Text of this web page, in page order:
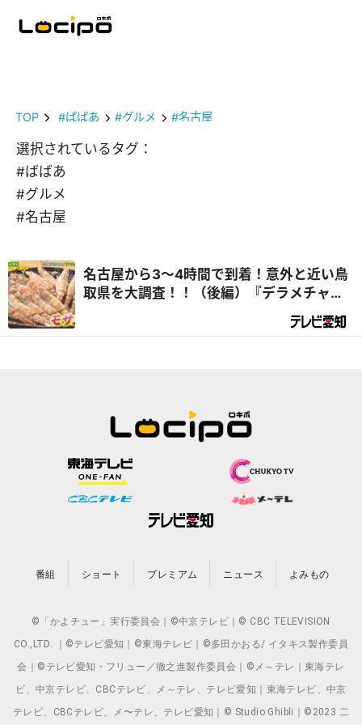
TOP #ばばあ #グルメ #名古屋
選択されているタグ：
#ばばあ
#グルメ
#名古屋
名古屋から3～4時間で到着！意外と近い鳥
取県を大調査！！（後編）『デラメチャ気
番組 ショート プレミアム ニュース よみもの
©「かよチュー」実行委員会｜©中京テレビ｜© CBC TELEVISION
CO.,LTD. ｜©テレビ愛知｜©東海テレビ｜©多田かおる/ イタキス製作委員
会｜©テレビ愛知・フリュー／徹之進製作委員会｜©メ～テレ｜東海テレ
ビ、中京テレビ、CBCテレビ、メ～テレ、テレビ愛知｜東海テレビ、中京
テレビ、CBCテレビ、メ〜テレ、テレビ愛知｜© Studio Ghibli｜©2023 二